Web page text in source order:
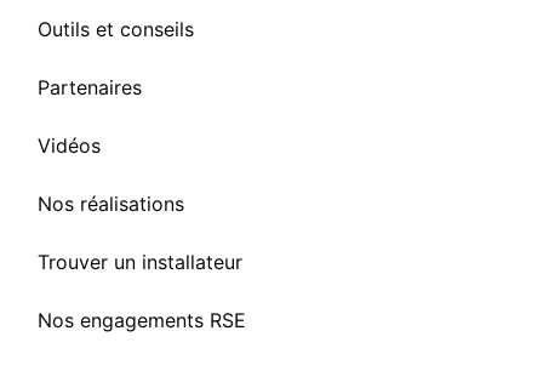
Outils et conseils
Partenaires
Vidéos
Nos réalisations
Trouver un installateur
Nos engagements RSE